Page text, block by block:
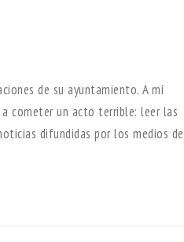
de su ayuntamiento. A mí
a cometer un acto terrible: leer las
difundidas por los medios de